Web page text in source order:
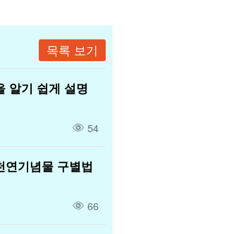
목록 보기
알기 쉽게 설명
54
연기념물 구별법
66